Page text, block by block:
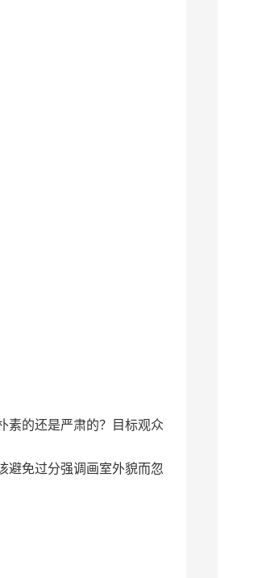
素的还是严肃的？目标观众
避免过分强调画室外貌而忽